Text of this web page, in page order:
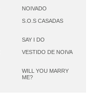
NOIVADO
S.O.S CASADAS
SAY I DO
VESTIDO DE NOIVA
WILL YOU MARRY
ME?